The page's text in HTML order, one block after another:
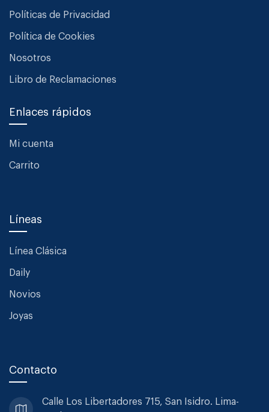
Políticas de Privacidad
Política de Cookies
Nosotros
Libro de Reclamaciones
Enlaces rápidos
Mi cuenta
Carrito
Líneas
Línea Clásica
Daily
Novios
Joyas
Contacto
Calle Los Libertadores 715, San Isidro. Lima-